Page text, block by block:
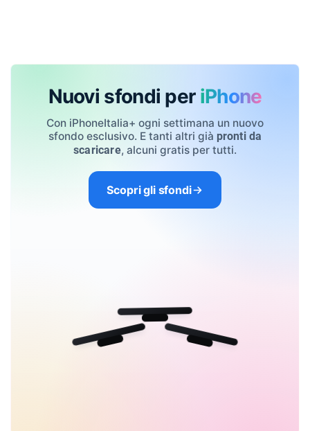
Nuovi sfondi per iPhone
Con iPhoneItalia+ ogni settimana un nuovo
sfondo esclusivo. E tanti altri già pronti da
scaricare, alcuni gratis per tutti.
Scopri gli sfondi